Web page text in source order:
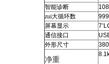
智能诊断
108
zui大循环数
999
屏幕显示
通信接口
外形尺寸
净重